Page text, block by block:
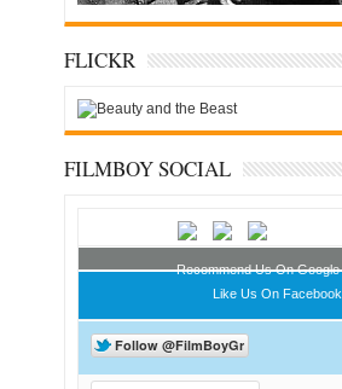
FLICKR
FILMBOY SOCIAL
Recommend Us On Google
Like Us On Facebook